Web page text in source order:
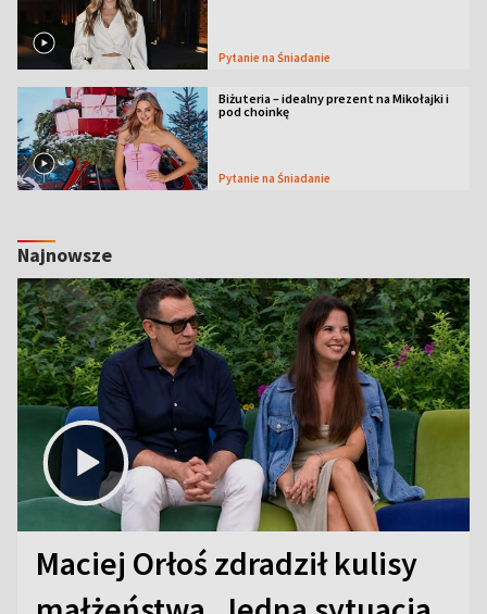
Pytanie na Śniadanie
Biżuteria – idealny prezent na Mikołajki i
pod choinkę
Pytanie na Śniadanie
Najnowsze
Maciej Orłoś zdradził kulisy